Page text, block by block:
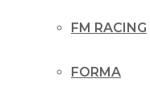
FM RACING
FORMA